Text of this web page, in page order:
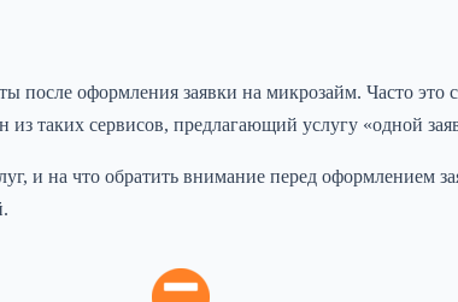
оформления заявки на микрозайм. Часто это
таких сервисов, предлагающий услугу «одной
и на что обратить внимание перед